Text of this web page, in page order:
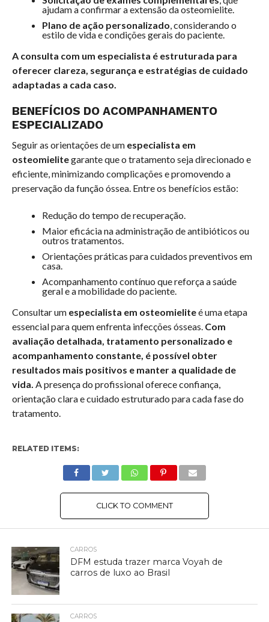
ajudam a confirmar a extensão da osteomielite.
Plano de ação personalizado , considerando o
estilo de vida e condições gerais do paciente.
A consulta com um especialista é estruturada para
oferecer clareza, segurança e estratégias de cuidado
adaptadas a cada caso.
BENEFÍCIOS DO ACOMPANHAMENTO
ESPECIALIZADO
Seguir as orientações de um especialista em
osteomielitegarante que o tratamento seja direcionado e
eficiente, minimizando complicações e promovendo a
preservação da função óssea. Entre os benefícios estão:
Redução do tempo de recuperação.
Maior eficácia na administração de antibióticos ou
outros tratamentos.
Orientações práticas para cuidados preventivos em
casa.
Acompanhamento contínuo que reforça a saúde
geral e a mobilidade do paciente.
Consultar um especialista em osteomieliteé uma etapa
essencial para quem enfrenta infecções ósseas. Com
avaliação detalhada, tratamento personalizado e
acompanhamento constante, é possível obter
resultados mais positivos e manter a qualidade de
vida. A presença do profissional oferece confiança,
orientação clara e cuidado estruturado para cada fase do
tratamento.
RELATED ITEMS:
CLICK TO COMMENT
CARROS
DFM estuda trazer marca Voyah de
carros de luxo ao Brasil
CARROS